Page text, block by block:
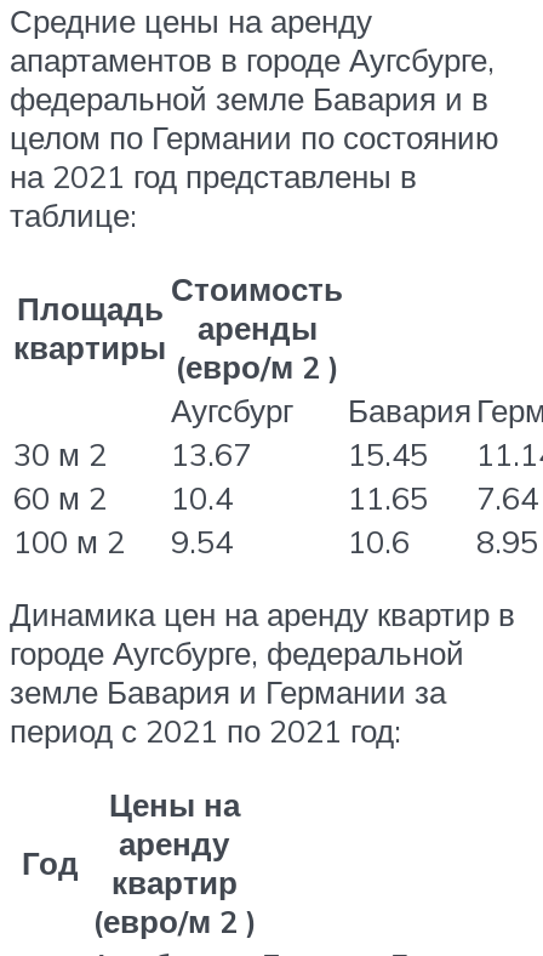
Средние цены на аренду
апартаментов в городе Аугсбурге,
федеральной земле Бавария и в
целом по Германии по состоянию
на 2021 год представлены в
таблице:
Площадь
квартиры
Стоимость
аренды
(евро/м 2 )
Аугсбург
Бавария
30 м 2
13.67 15.45
60 м 2
10.4 11.65
7.64
100 м 2
9.54 10.6
8.95
Динамика цен на аренду квартир в
городе Аугсбурге, федеральной
земле Бавария и Германии за
период с 2021 по 2021 год:
Год
Цены на
аренду
квартир
(евро/м 2 )